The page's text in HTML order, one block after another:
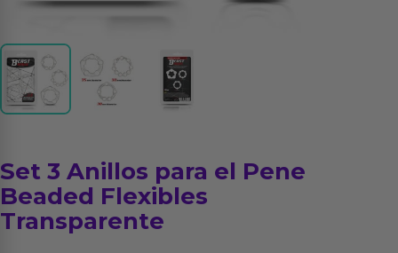
Set 3 Anillos para el Pene
Beaded Flexibles
Transparente